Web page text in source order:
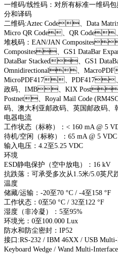
一维码/线性码：对所有标准一维码
分和译码
二维码:Aztec Code、Data
Micro QR Code、QR Code
堆栈码：EAN/JAN
Composites、GS1 DataBar
DataBar Stacked、GS1
Omnidirectional、
MicroPDF417、PDF417
政码、IMB、KIX
Postnet、Royal Mail Code
码、澳大利亚邮政码、英国邮政码
电器电流
工作状态（标称）：< 160 mA @ 5
待机/空闲（标称）：65 mA @ 5 VDC
输入电压：4.2至5.25 VDC
环境
ESD静电保护（空中放电）：16 kV
抗跌落：可承受多次从1.5米/5.0英
温度
储藏/运输：-20至70 °C / -4至158 °F
工作状态：0至50 °C / 32至122 °F
湿度（非冷凝）：5至95%
环境光：0至100.000 Lux
防水和防尘密封：IP52
接口:RS-232 / IBM 46XX / USB Multi-
Keyboard Wedge / Wand Multi-Interface